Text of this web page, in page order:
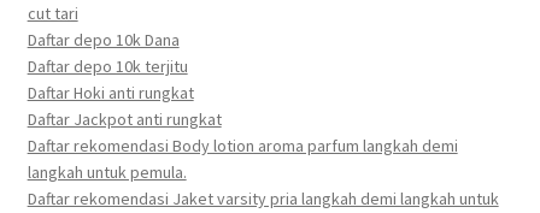
cut tari
Daftar depo 10k Dana
Daftar depo 10k terjitu
Daftar Hoki anti rungkat
Daftar Jackpot anti rungkat
Daftar rekomendasi Body lotion aroma parfum langkah demi
langkah untuk pemula.
Daftar rekomendasi Jaket varsity pria langkah demi langkah untuk